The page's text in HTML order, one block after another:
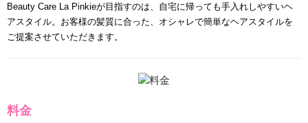
Beauty Care La Pinkieが目指すのは、自宅に帰っても手入れしやすいヘ
アスタイル。お客様の髪質に合った、オシャレで簡単なヘアスタイルを
ご提案させていただきます。
料金